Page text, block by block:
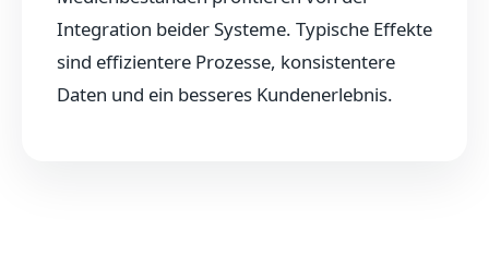
Integration beider Systeme. Typische Effekte
sind effizientere Prozesse, konsistentere
Daten und ein besseres Kundenerlebnis.